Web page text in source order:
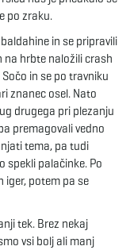
a
v
po zraku.
in se pripravili
na hrbte naložili crash
in se po travniku
znanec osel. Nato
drugega pri plezanju
premagovali vedno
tema, pa tudi
spekli palačinke. Po
iger, potem pa se
tek. Brez nekaj
vsi bolj ali manj